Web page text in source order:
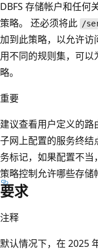
DBFS 存储帐户和任何
策略。 还必须将此 /
加到此策略，以允许
用不同的规则集，可
略。
重要
建议查看用户定义的
子网上配置的服务终结
务标记，如果配置不
策略控制允许哪些存储
要求
注释
默认情况下，在 2025